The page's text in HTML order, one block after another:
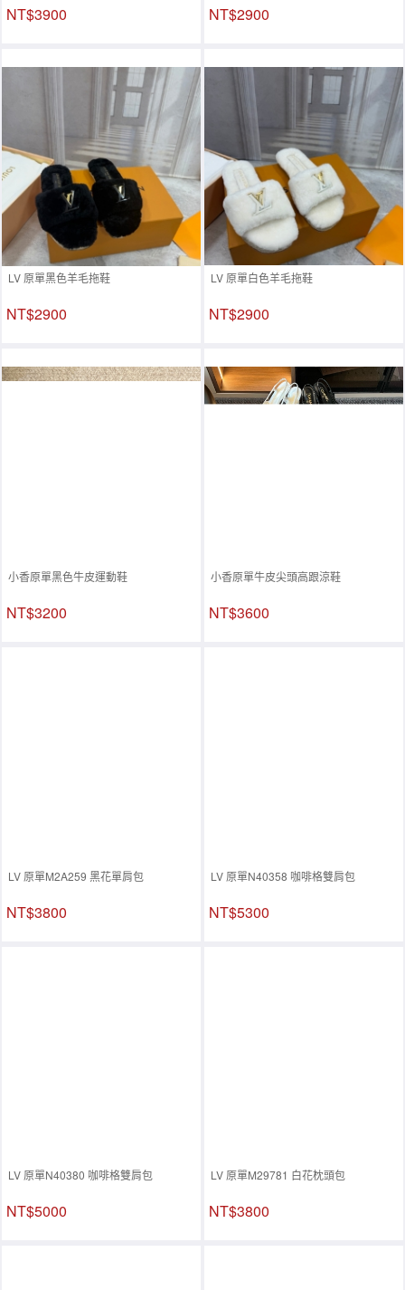
NT$3900 NT$2900
LV 原單黑色羊毛拖鞋
NT$2900
LV 原單白色羊毛拖鞋
NT$2900
小香原單黑色牛皮運動鞋
NT$3200
小香原單牛皮尖頭高跟涼鞋
NT$3600
LV 原單M2A259 黑花單肩包
NT$3800
LV 原單N40358 咖啡格雙肩包
NT$5300
LV 原單N40380 咖啡格雙肩包
NT$5000
LV 原單M29781 白花枕頭包
NT$3800